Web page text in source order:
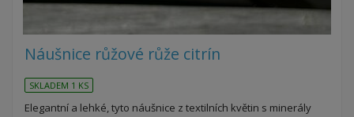
Náušnice růžové růže citrín
SKLADEM 1 KS
Elegantní a lehké, tyto náušnice z textilních květin s minerály